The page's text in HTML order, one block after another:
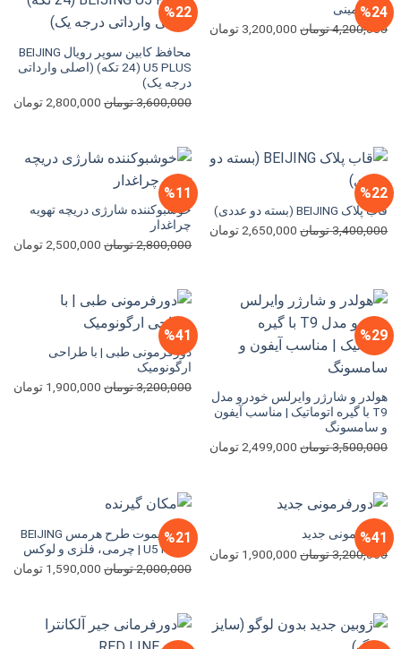
%24
قلیان مینی
4,200,000تومان قیمت
3,200,000 تومانقیمت
3,200,000 تومان
است.
%22
محافظ کابین سوپر رویال BEIJING
U5 PLUS (24 تکه) (اصلی وارداتی
درجه یک)
3,600,000تومان قیمت
بود.
2,800,000 تومان
%22
قاب پلاک BEIJING (بسته دو عددی)
3,400,000تومان قیمت
2,650,000 تومانقیمت
فعلی
%11
خوشبوکننده شارژی دریچه تهویه
چراغدار
2,800,000تومان قیمت
بود.
2,500,000 تومان
%29
هولدر و شارژر وایرلس خودرو مدل
T9 با گیره اتوماتیک | مناسب آیفون
و سامسونگ
3,500,000تومان قیمت
بود.
2,499,000 تومانقیمت
است.
%41
دورفرمونی طبی | با طراحی
ارگونومیک
3,200,000تومان قیمت
1,900,000 تومان
%41
دورفرمونی جدید
3,200,000تومان قیمت
1,900,000 تومانقیمت
فعلی
%21
قاب ریموت طرح هرمس BEIJING
U5 PLUS | چرمی، فلزی و لوکس
2,000,000تومان قیمت
بود.
1,590,000 تومان